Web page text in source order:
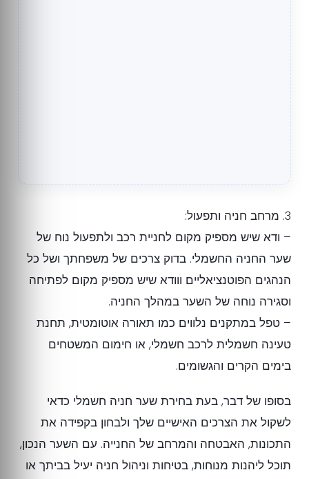
3. מרחב חניה ותפעול:
– ודא שיש מספיק מקום לחניית רכב ולתפעול נוח של
שער החניה החשמלי. בדוק צרכים של משפחתך ושל כל
הנהגים הפוטנציאליים ווודא שיש מספיק מקום לפתיחה
וסגירה נוחה של השער במהלך החניה.
– טפל במתקנים נלווים כמו תאורה אוטומטית, תחנת
טעינה חשמלית לרכב חשמלי, או חימום המשטחים
בימים הקרים והגשומים.
בסופו של דבר, בעת בחירת שער חניה חשמלי כדאי
לשקול את הצרכים האישיים שלך ולבחון בקפידה את
התכונות, האבטחה והמרחב של החנייה. עם השער הנכון,
תוכל ליהנות מנוחות, בטיחות וניהול חניה יעיל בביתך או